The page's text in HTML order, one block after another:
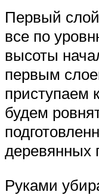
Первый
все по
высоты
первым
приступаем
будем
деревянных
Руками